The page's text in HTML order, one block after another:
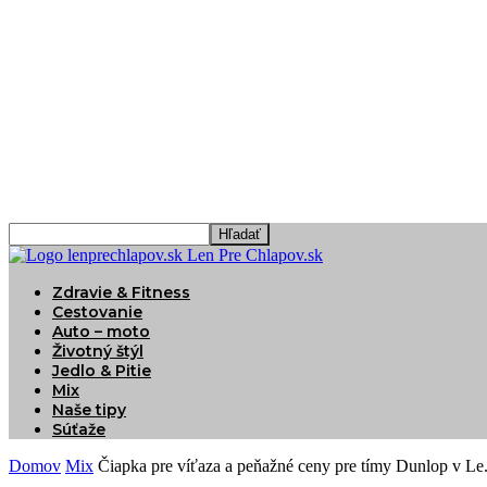
Len Pre Chlapov.sk
Zdravie & Fitness
Cestovanie
Auto – moto
Životný štýl
Jedlo & Pitie
Mix
Naše tipy
Súťaže
Domov Mix Čiapka pre víťaza a peňažné ceny pre tímy Dunlop v